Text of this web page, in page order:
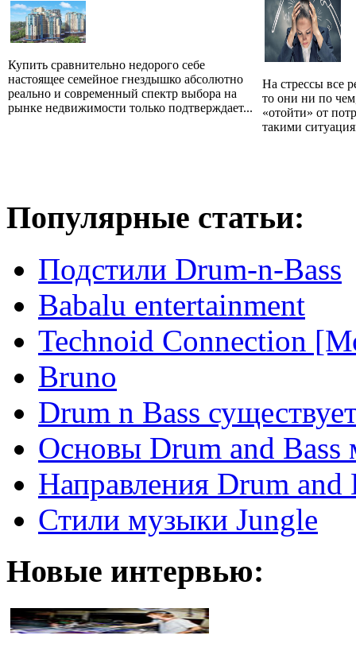
Купить сравнительно недорого себе
настоящее семейное гнездышко абсолютно
реально и современный спектр выбора на
рынке недвижимости только подтверждает...
На стрессы все
то они ни по
«отойти» от
такими
Популярные статьи:
Подстили Drum-n-Bass
Babalu entertainment
Technoid Connection
Bruno
Drum n Bass
Основы Drum and Bass
Направления Drum and
Стили музыки Jungle
Новые интервью: